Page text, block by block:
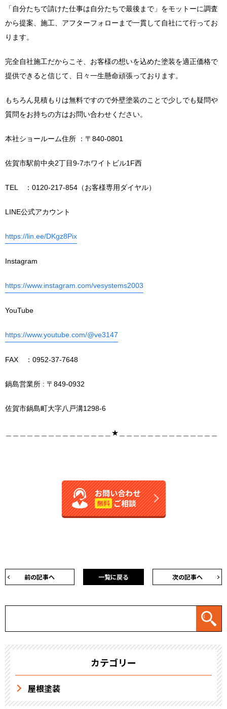
「自分たちで請けた仕事は自分たちで最後まで」をモットーに調査
から提案、施工、アフターフォローまで一貫して自社にて行ってお
ります。
完全自社施工だからこそ、お客様の想いを込めた塗装を適正価格で
提供できると信じて、日々一生懸命頑張っております。
もちろん見積もりは無料ですので外壁塗装のことで少しでも疑問や
質問をお持ちの方はお問い合わせください。
本社ショールーム住所 ：〒840-0801
佐賀市駅前中央2丁目9-7ホワイトビル1F西
TEL ：0120-217-854（お客様専用ダイヤル）
LINE公式アカウント
https://lin.ee/DKgz8Pix
Instagram
https://www.instagram.com/vesystems2003
YouTube
https://www.youtube.com/@ve3147
FAX ：0952-37-7648
鍋島営業所 : 〒849-0932
佐賀市鍋島町大字八戸溝1298-6
＿＿＿＿＿＿＿＿＿＿＿＿＿＿＿★＿＿＿＿＿＿＿＿＿＿＿＿＿＿
お問い合わせ
無料 ご相談
前の記事へ 次の記事へ
一覧に戻る
カテゴリー
屋根塗装